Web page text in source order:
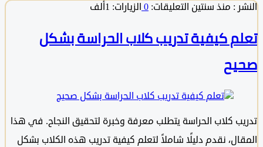
: منذ سنتينالتعليقات:0الزيارات: 1ألف
كيفية تدريب كلاب الحراسة بشكل
كلاب الحراسة يتطلب معرفة وخبرة لتحقيق النجاح. في هذا
نقدم دليلًا شاملاً لتعلم كيفية تدريب هذه الكلاب بشكل